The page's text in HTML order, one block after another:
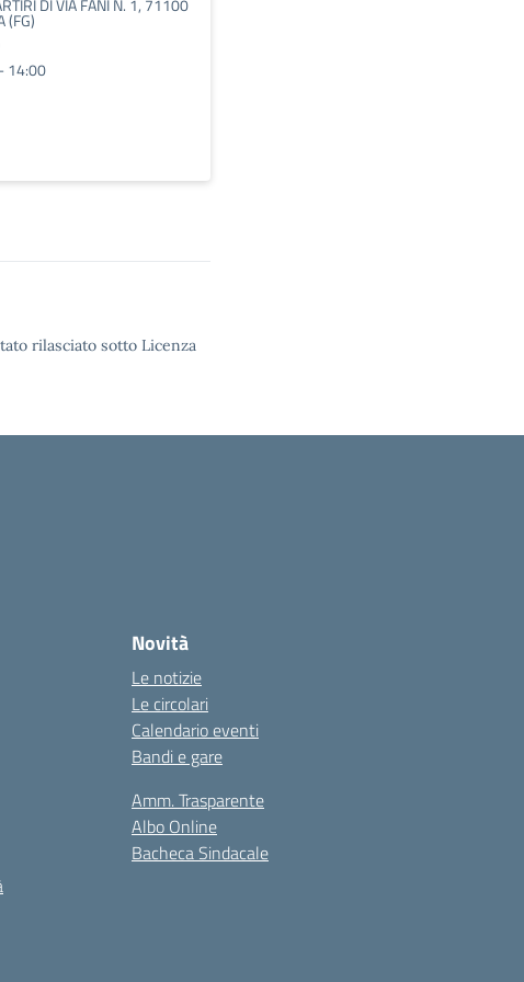
DI VIA FANI N. 1, 71100
(FG)
14:00
rilasciato sotto Licenza
Novità
Le notizie
Le circolari
Calendario eventi
Bandi e gare
Amm. Trasparente
Albo Online
Bacheca Sindacale